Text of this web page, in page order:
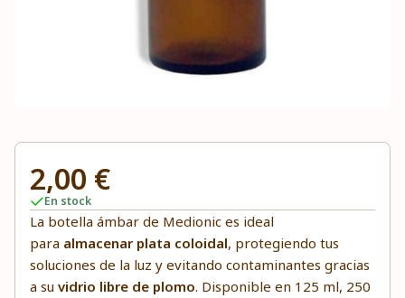
2,00 €
En stock
La botella ámbar de Medionic es ideal
para almacenar plata coloidal, protegiendo tus
soluciones de la luz y evitando contaminantes gracias
a su vidrio libre de plomo. Disponible en 125 ml, 250